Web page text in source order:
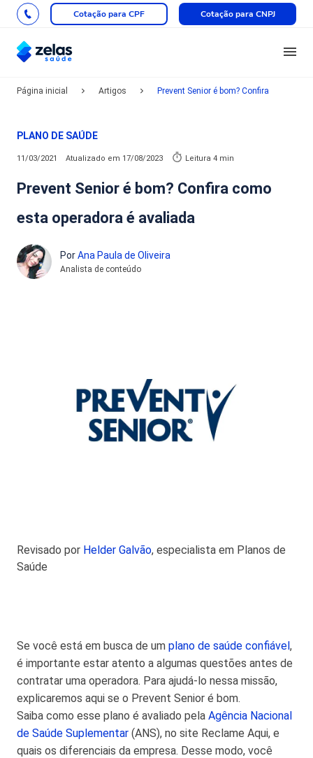
Cotação para CPF Cotação para CNPJ
Página inicial Artigos Prevent Senior é bom? Confira
PLANO DE SAÚDE
11/03/2021 Atualizado em 17/08/2023 Leitura 4 min
Prevent Senior é bom? Confira como
esta operadora é avaliada
PorAna Paula de Oliveira
Analista de conteúdo
Revisado por Helder Galvão, especialista em Planos de
Saúde
Se você está em busca de um plano de saúde confiável,
é importante estar atento a algumas questões antes de
contratar uma operadora. Para ajudá-lo nessa missão,
explicaremos aqui se o Prevent Senior é bom.
Saiba como esse plano é avaliado pela Agência Nacional
de Saúde Suplementar (ANS), no site Reclame Aqui, e
quais os diferenciais da empresa. Desse modo, você